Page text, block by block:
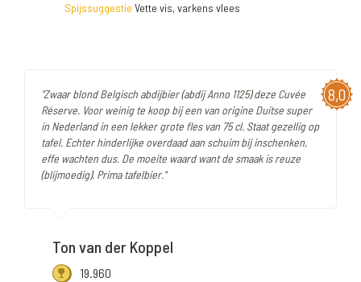
Spijssuggestie Vette vis, varkens vlees
8,0
"Zwaar blond Belgisch abdijbier (abdij Anno 1125) deze Cuvée
Réserve. Voor weinig te koop bij een van origine Duitse super
in Nederland in een lekker grote fles van 75 cl. Staat gezellig op
tafel. Echter hinderlijke overdaad aan schuim bij inschenken,
effe wachten dus. De moeite waard want de smaak is reuze
(blijmoedig). Prima tafelbier."
Ton van der Koppel
19.960